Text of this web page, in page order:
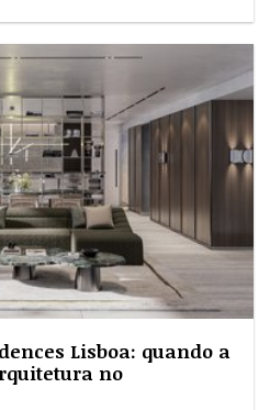
centenárias.
Lisboa: quando a
no